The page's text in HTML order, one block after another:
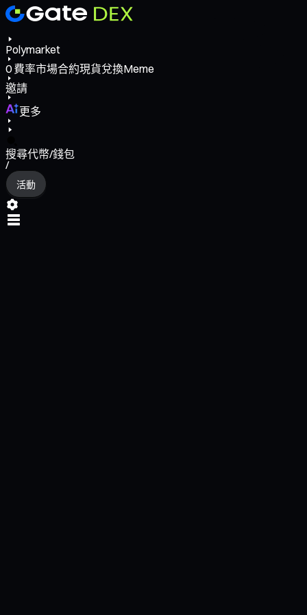
Polymarket
0費率市場合約現貨兌換Meme
邀請
更多
搜尋代幣/錢包
/
活動